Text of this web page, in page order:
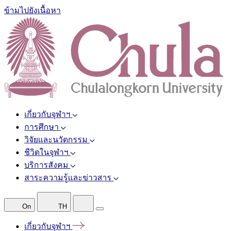
ข้ามไปยังเนื้อหา
เกี่ยวกับจุฬาฯ
การศึกษา
วิจัยและนวัตกรรม
ชีวิตในจุฬาฯ
บริการสังคม
สาระความรู้และข่าวสาร
On TH
เกี่ยวกับจุฬาฯ